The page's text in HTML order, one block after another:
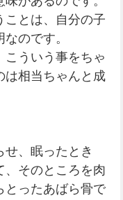
ことは、自分の子
のです。
こういう事をちゃ
は相当ちゃんと成
せ、眠ったとき
、そのところを肉
とったあばら骨で